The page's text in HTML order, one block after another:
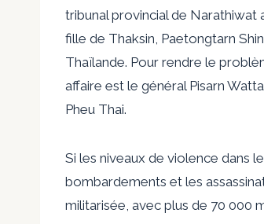
tribunal provincial de Narathiwat
fille de Thaksin, Paetongtarn
Thaïlande. Pour rendre le
affaire est le général Pisarn
Pheu Thai.
Si les niveaux de violence dans
bombardements et les
militarisée, avec plus de 70 000